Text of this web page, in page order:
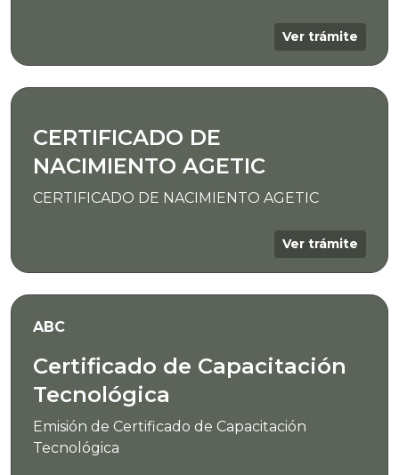
Ver trámite
CERTIFICADO DE
NACIMIENTO AGETIC
CERTIFICADO DE NACIMIENTO AGETIC
Ver trámite
ABC
Certificado de Capacitación
Tecnológica
Emisión de Certificado de Capacitación
Tecnológica